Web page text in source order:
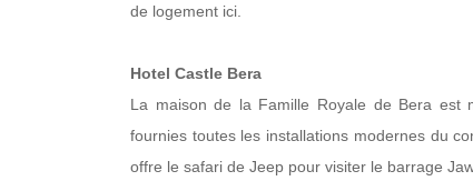
de logement ici.
Hotel Castle Bera
La maison de la Famille Royale de Bera est
fournies toutes les installations modernes du
offre le safari de Jeep pour visiter le barrage